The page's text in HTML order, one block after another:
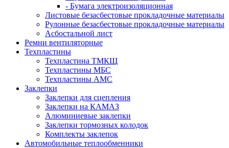
- Бумага электроизоляционная
Листовые безасбестовые прокладочные материалы
Рулонные безасбестовые прокладочные материалы
Асбостальной лист
Ремни вентиляторные
Техпластины
Техпластина ТМКЩ
Техпластины МБС
Техпластины АМС
Заклепки
Заклепки для сцепления
Заклепки на КАМАЗ
Алюминиевые заклепки
Заклепки тормозных колодок
Комплекты заклепок
Автомобильные теплообменники